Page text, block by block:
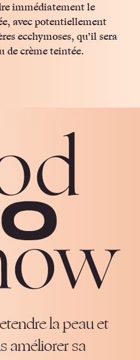
immédiatement le
avec potentiellement
ecchymoses, qu’il sera
de crème teintée.
la peau et
améliorer sa